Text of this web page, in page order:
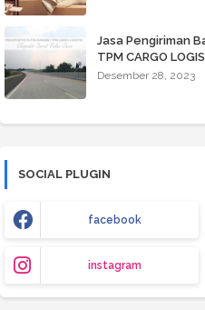
Jasa Pengiriman
TPM CARGO
Desember 28, 2023
SOCIAL PLUGIN
facebook
instagram